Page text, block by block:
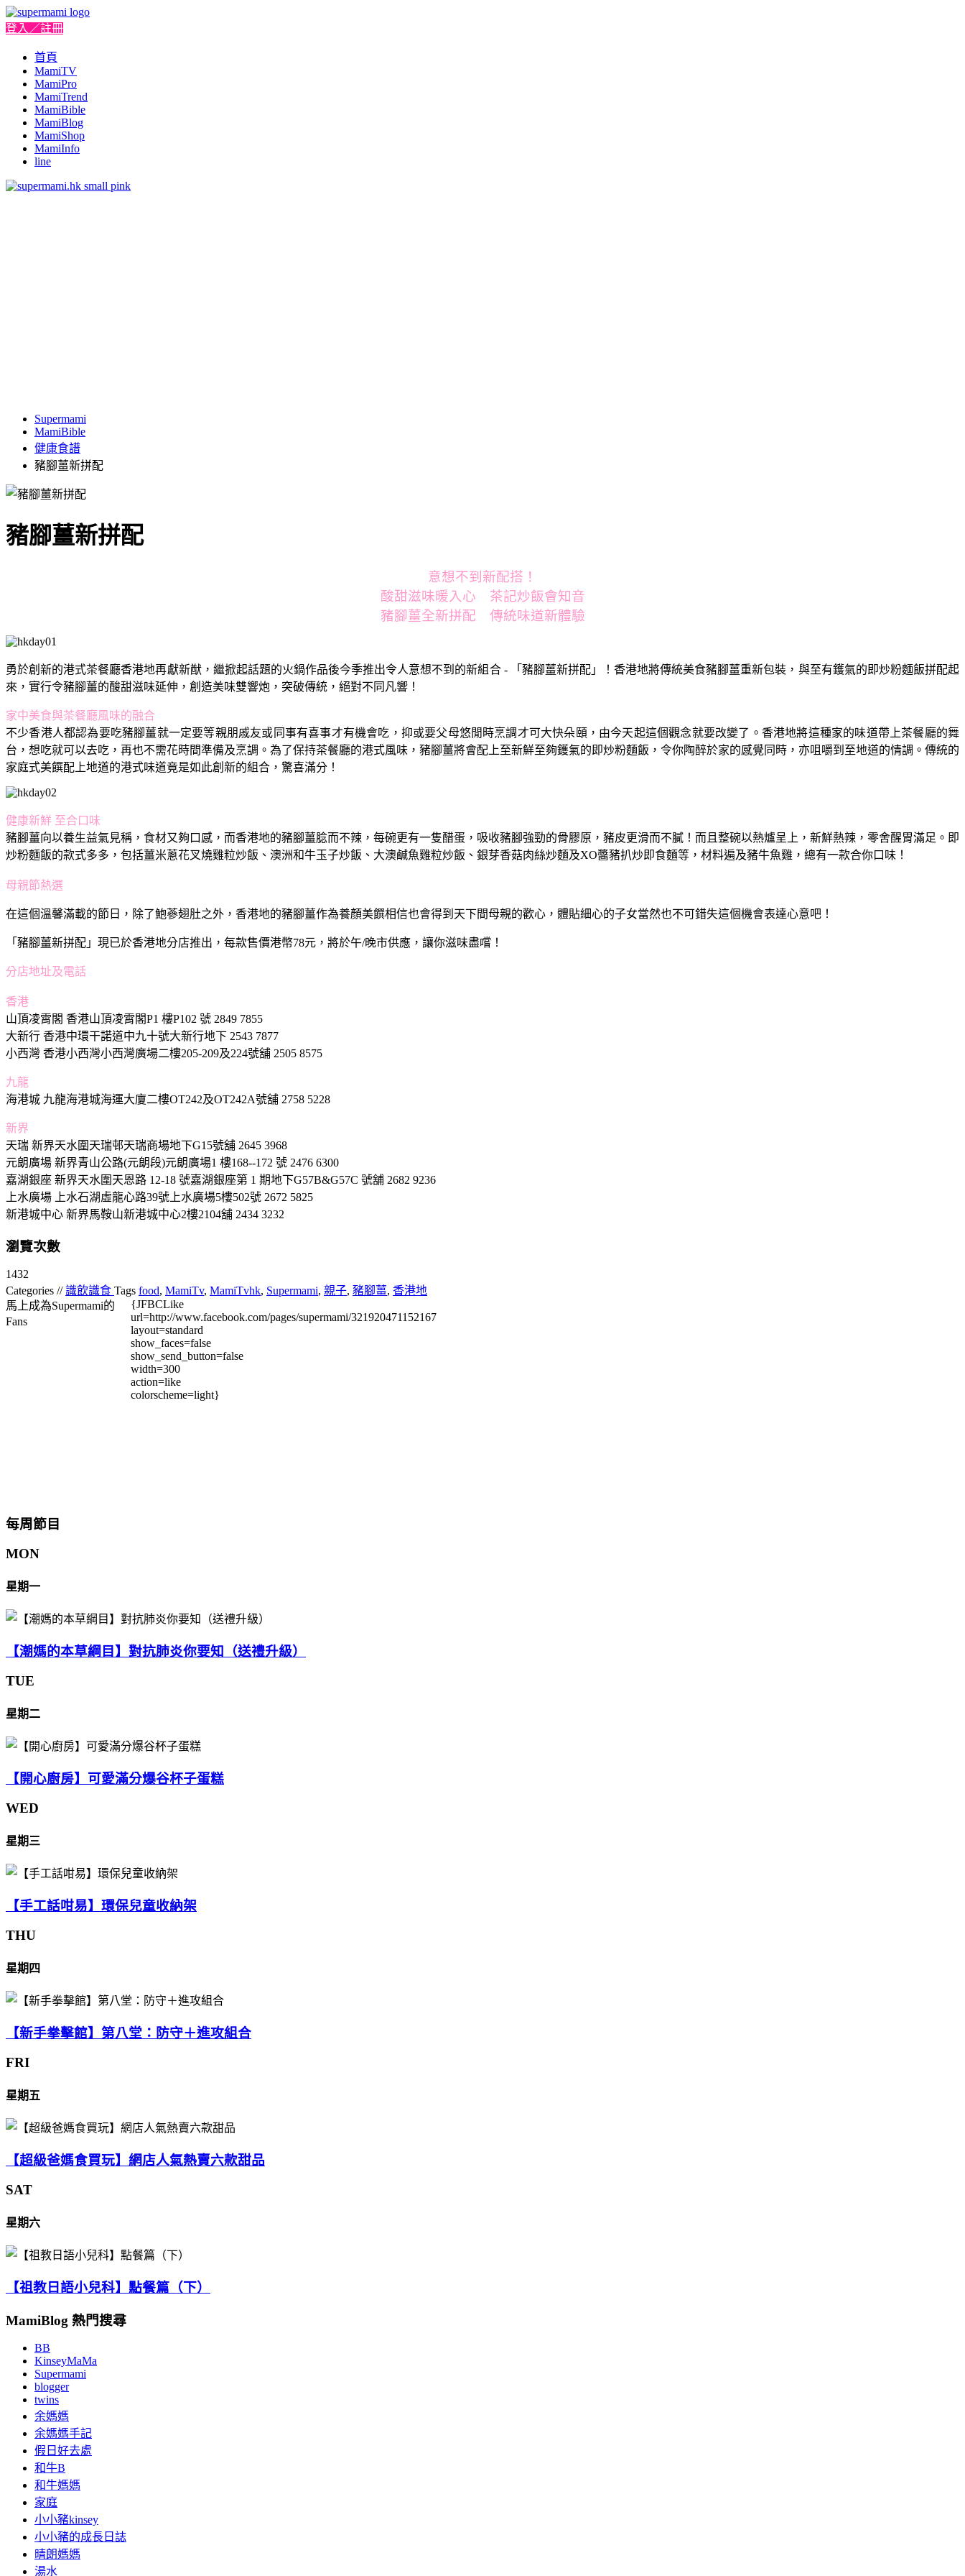
登入／註冊
首頁
MamiTV
MamiPro
MamiTrend
MamiBible
MamiBlog
MamiShop
MamiInfo
line
Supermami
MamiBible
健康食譜
豬腳薑新拼配
豬腳薑新拼配
意想不到新配搭！
酸甜滋味暖入心 茶記炒飯會知音
豬腳薑全新拼配 傳統味道新體驗
勇於創新的港式茶餐廳香港地再獻新猷，繼掀起話題的火鍋作品後今季推出令人意想不到的新組合 - 「豬腳薑新拼配」！香港地將傳統美食豬腳薑重新包裝，與至有鑊氣的即炒粉麵飯拼配起
來，實行令豬腳薑的酸甜滋味延伸，創造美味雙響炮，突破傳統，絕對不同凡響！
家中美食與茶餐廳風味的融合
不少香港人都認為要吃豬腳薑就一定要等親朋戚友或同事有喜事才有機會吃，抑或要父母悠閒時烹調才可大快朵頤，由今天起這個觀念就要改變了。香港地將這種家的味道帶上茶餐廳的舞
台，想吃就可以去吃，再也不需花時間準備及烹調。為了保持茶餐廳的港式風味，豬腳薑將會配上至新鮮至夠鑊氣的即炒粉麵飯，令你陶醉於家的感覺同時，亦咀嚼到至地道的情調。傳統的
家庭式美饌配上地道的港式味道竟是如此創新的組合，驚喜滿分！
健康新鮮 至合口味
豬腳薑向以養生益氣見稱，食材又夠口感，而香港地的豬腳薑腍而不辣，每碗更有一隻醋蛋，吸收豬腳強勁的骨膠原，豬皮更滑而不膩！而且整碗以熱爐呈上，新鮮熱辣，零舍醒胃滿足。即
炒粉麵飯的款式多多，包括薑米蔥花叉燒雞粒炒飯、澳洲和牛玉子炒飯、大澳鹹魚雞粒炒飯、銀芽香菇肉絲炒麵及XO醬豬扒炒即食麵等，材料遍及豬牛魚雞，總有一款合你口味！
母親節熱選
在這個溫馨滿載的節日，除了鮑蔘翅肚之外，香港地的豬腳薑作為養顏美饌相信也會得到天下間母親的歡心，體貼細心的子女當然也不可錯失這個機會表達心意吧！
「豬腳薑新拼配」現已於香港地分店推出，每款售價港幣78元，將於午/晚市供應，讓你滋味盡嚐！
分店地址及電話
香港
山頂凌霄閣 香港山頂凌霄閣P1 樓P102 號 2849 7855
大新行 香港中環干諾道中九十號大新行地下 2543 7877
小西灣 香港小西灣小西灣廣場二樓205-209及224號舖 2505 8575
九龍
海港城 九龍海港城海運大廈二樓OT242及OT242A號舖 2758 5228
新界
天瑞 新界天水圍天瑞邨天瑞商場地下G15號舖 2645 3968
元朗廣場 新界青山公路(元朗段)元朗廣場1 樓168--172 號 2476 6300
嘉湖銀座 新界天水圍天恩路 12-18 號嘉湖銀座第 1 期地下G57B&G57C 號舖 2682 9236
上水廣場 上水石湖虛龍心路39號上水廣場5樓502號 2672 5825
新港城中心 新界馬鞍山新港城中心2樓2104舖 2434 3232
瀏覽次數
1432
Categories //識飲識食 Tags food, MamiTv, MamiTvhk, Supermami, 親子, 豬腳薑, 香港地
馬上成為Supermami的
Fans
{JFBCLike
url=http://www.facebook.com/pages/supermami/321920471152167
layout=standard
show_faces=false
show_send_button=false
width=300
action=like
colorscheme=light}
每周節目
MON
星期一
【潮媽的本草綱目】對抗肺炎你要知（送禮升級）
TUE
星期二
【開心廚房】可愛滿分爆谷杯子蛋糕
WED
星期三
【手工話咁易】環保兒童收納架
THU
星期四
【新手拳擊館】第八堂：防守＋進攻組合
FRI
星期五
【超級爸媽食買玩】網店人氣熱賣六款甜品
SAT
星期六
【祖教日語小兒科】點餐篇（下）
MamiBlog 熱門搜尋
BB
KinseyMaMa
Supermami
blogger
twins
余媽媽
余媽媽手記
假日好去處
和牛B
和牛媽媽
家庭
小小豬kinsey
小小豬的成長日誌
晴朗媽媽
湯水